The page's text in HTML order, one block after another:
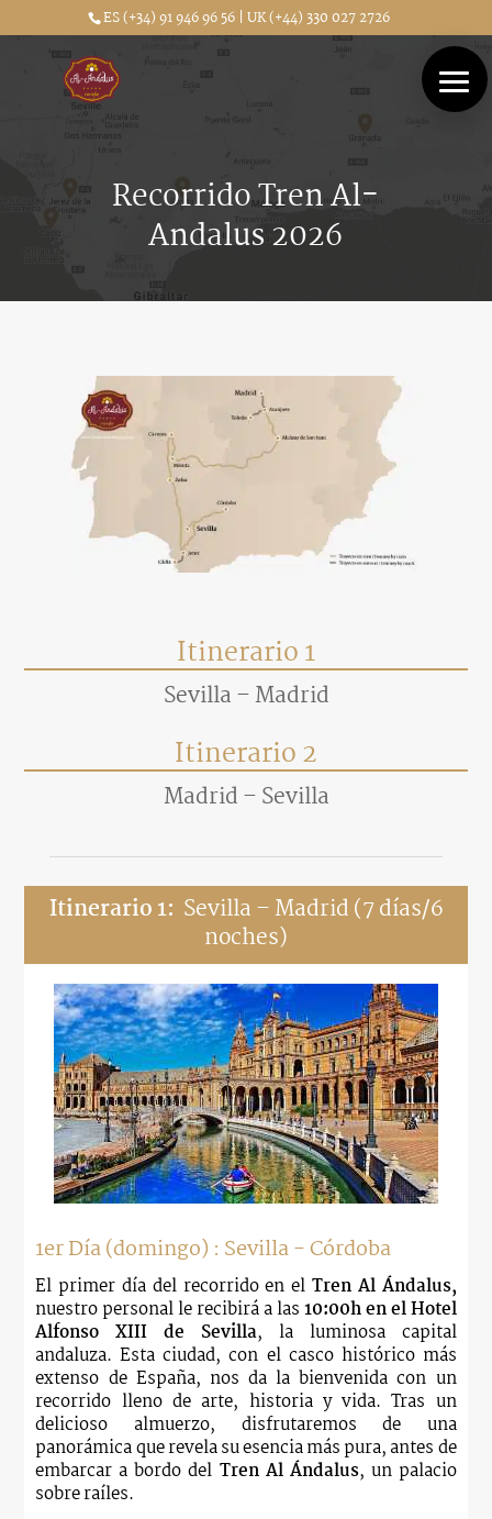
ES (+34) 91 946 96 56 | UK (+44) 330 027 2726
Recorrido Tren Al-
Andalus 2026
Itinerario 1
Sevilla – Madrid
Itinerario 2
Madrid – Sevilla
Itinerario 1: Sevilla – Madrid (7 días/6
noches)
1er Día (domingo) : Sevilla - Córdoba
El primer día del recorrido en el Tren Al Ándalus,
nuestro personal le recibirá a las 10:00h en el Hotel
Alfonso XIII de Sevilla, la luminosa capital
andaluza. Esta ciudad, con el casco histórico más
extenso de España, nos da la bienvenida con un
recorrido lleno de arte, historia y vida. Tras un
delicioso almuerzo, disfrutaremos de una
panorámica que revela su esencia más pura, antes de
embarcar a bordo del Tren Al Ándalus, un palacio
sobre raíles.